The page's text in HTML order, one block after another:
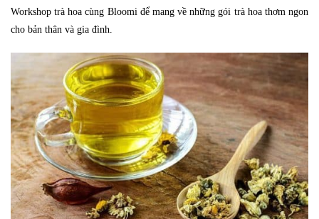
Workshop trà hoa cùng Bloomi để mang về những gói trà hoa thơm ngon
cho bản thân và gia đình.